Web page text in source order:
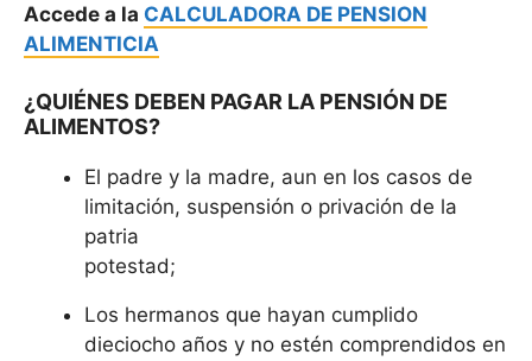
Accede a la CALCULADORA DE PENSION
ALIMENTICIA
¿QUIÉNES DEBEN PAGAR LA PENSIÓN DE
ALIMENTOS?
El padre y la madre, aun en los casos de
limitación, suspensión o privación de la
patria
potestad;
Los hermanos que hayan cumplido
dieciocho años y no estén comprendidos en